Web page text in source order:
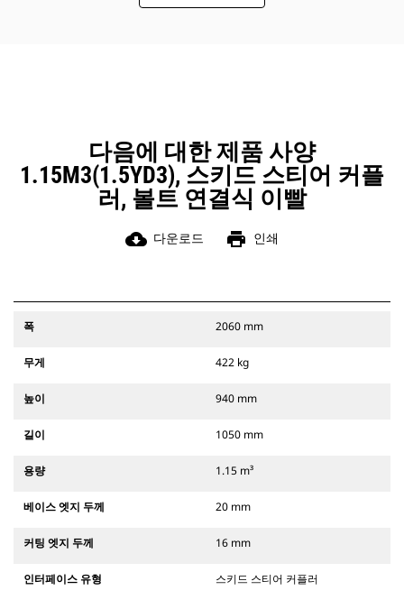
다음에 대한 제품 사양
1.15M3(1.5YD3), 스키드 스티어 커플
러, 볼트 연결식 이빨
cloud_download 다운로드 print 인쇄
폭 2060 mm
무게 422 kg
높이 940 mm
길이 1050 mm
용량 1.15 m³
베이스 엣지 두께 20 mm
커팅 엣지 두께 16 mm
인터페이스 유형 스키드 스티어 커플러